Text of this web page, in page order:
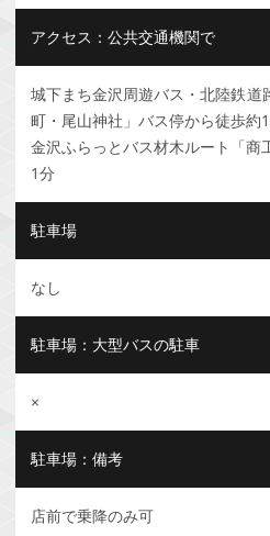
アクセス：公共交通機関で
城下まち金沢周遊バス・北陸鉄道
町・尾山神社」バス停から徒歩約
金沢ふらっとバス材木ルート「商
1分
駐車場
なし
駐車場：大型バスの駐車
×
駐車場：備考
店前で乗降のみ可